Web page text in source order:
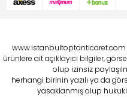
ürünlere ait açıklayıcı bilgiler,
olup izinsiz
herhangi birinin yazılı ya da
yasaklanmış olup